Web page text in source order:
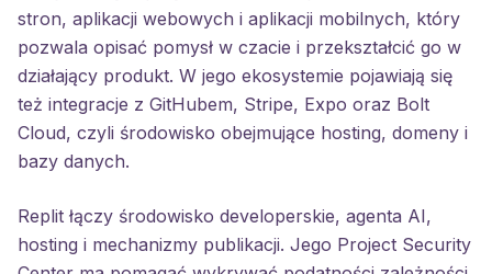
stron, aplikacji webowych i aplikacji mobilnych, który
pozwala opisać pomysł w czacie i przekształcić go w
działający produkt. W jego ekosystemie pojawiają się
też integracje z GitHubem, Stripe, Expo oraz Bolt
Cloud, czyli środowisko obejmujące hosting, domeny i
bazy danych.
Replit łączy środowisko developerskie, agenta AI,
hosting i mechanizmy publikacji. Jego Project Security